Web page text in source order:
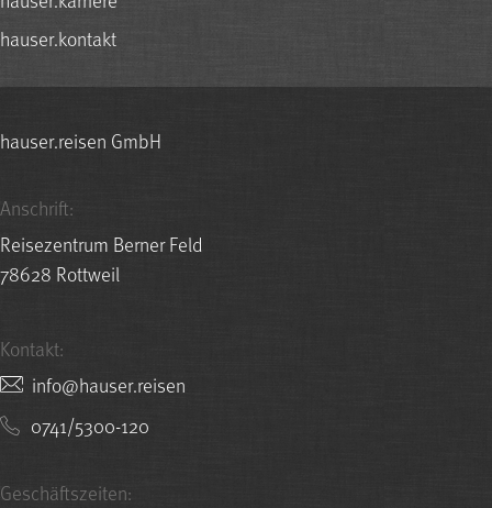
hauser.kontakt
hauser.reisen GmbH
Anschrift:
Reisezentrum Berner Feld
78628 Rottweil
Kontakt:
nesier.resuah@ofni
0741/5300-120
Geschäftszeiten: